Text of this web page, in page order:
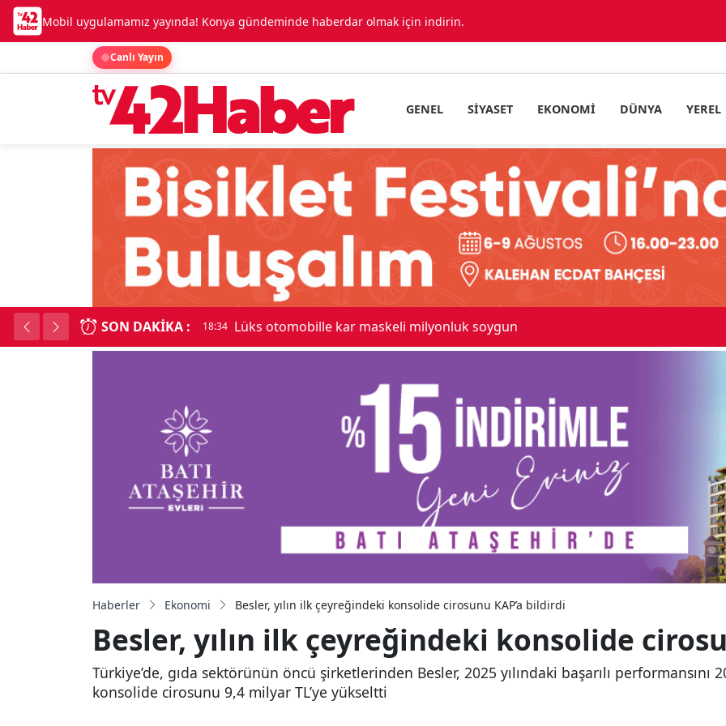
Mobil uygulamamız yayında! Konya gündeminde haberdar olmak için indirin.
Canlı Yayın
GENEL SIYASET EKONOMI DÜNYA YEREL
SON DAKIKA : 18:34 Lüks otomobille kar maskeli milyonluk soygun
Haberler Ekonomi Besler, yılın ilk çeyreğindeki konsolide cirosunu KAP’a bildirdi
Besler, yılın ilk çeyreğindeki konsolide
Türkiye’de, gıda sektörünün öncü şirketlerinden Besler, 2025 yılındaki başarılı performansını
konsolide cirosunu 9,4 milyar TL’ye yükseltti